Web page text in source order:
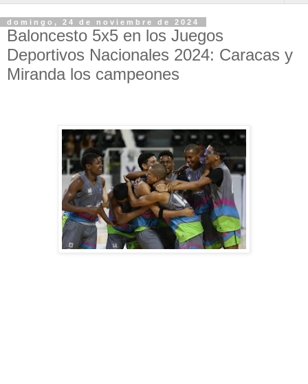
domingo, 24 de noviembre de 2024
Baloncesto 5x5 en los Juegos
Deportivos Nacionales 2024: Caracas y
Miranda los campeones